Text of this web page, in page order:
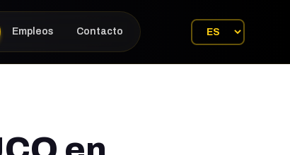
Empleos Contacto